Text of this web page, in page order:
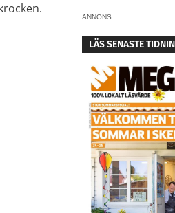
ANNONS
LÄS SENASTE